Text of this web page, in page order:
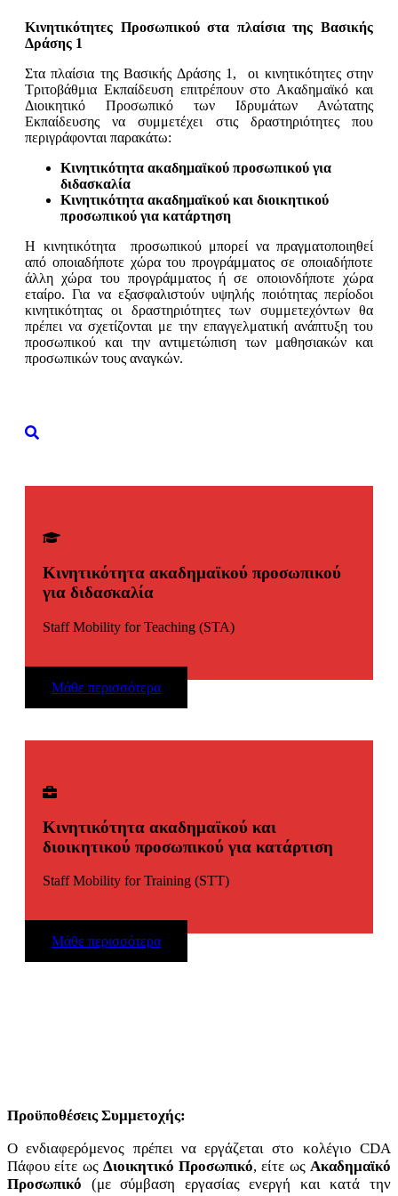
Κινητικότητες Προσωπικού στα πλαίσια της Βασικής
Δράσης 1
Στα πλαίσια της Βασικής Δράσης 1, οι κινητικότητες στην
Τριτοβάθμια Εκπαίδευση επιτρέπουν στο Ακαδημαϊκό και
Διοικητικό Προσωπικό των Ιδρυμάτων Ανώτατης
Εκπαίδευσης να συμμετέχει στις δραστηριότητες που
περιγράφονται παρακάτω:
Κινητικότητα ακαδημαϊκού προσωπικού για
διδασκαλία
Κινητικότητα ακαδημαϊκού και διοικητικού
προσωπικού για κατάρτηση
Η κινητικότητα προσωπικού μπορεί να πραγματοποιηθεί
από οποιαδήποτε χώρα του προγράμματος σε οποιαδήποτε
άλλη χώρα του προγράμματος ή σε οποιονδήποτε χώρα
εταίρο. Για να εξασφαλιστούν υψηλής ποιότητας περίοδοι
κινητικότητας οι δραστηριότητες των συμμετεχόντων θα
πρέπει να σχετίζονται με την επαγγελματική ανάπτυξη του
προσωπικού και την αντιμετώπιση των μαθησιακών και
προσωπικών τους αναγκών.
Κινητικότητα ακαδημαϊκού προσωπικού
για διδασκαλία
Staff Mobility for Teaching (STA)
Μάθε περισσότερα
Κινητικότητα ακαδημαϊκού και
διοικητικού προσωπικού για κατάρτιση
Staff Mobility for Training (STT)
Μάθε περισσότερα
Προϋποθέσεις Συμμετοχής:
Ο ενδιαφερόμενος πρέπει να εργάζεται στο κολέγιο CDA
Πάφου είτε ως Διοικητικό Προσωπικό, είτε ωςΑκαδημαϊκό
Προσωπικό (με σύμβαση εργασίας ενεργή και κατά την